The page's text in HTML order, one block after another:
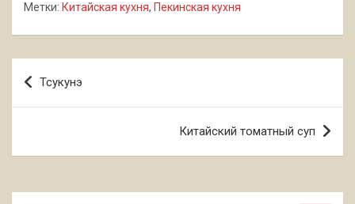
Метки: Китайская кухня, Пекинская кухня
Навигация
по
Тсукунэ
Китайский томатный суп